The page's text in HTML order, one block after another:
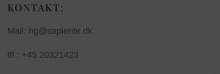
KONTAKT:
Mail: hg@sapiente.dk
tlf.: +45 20321423